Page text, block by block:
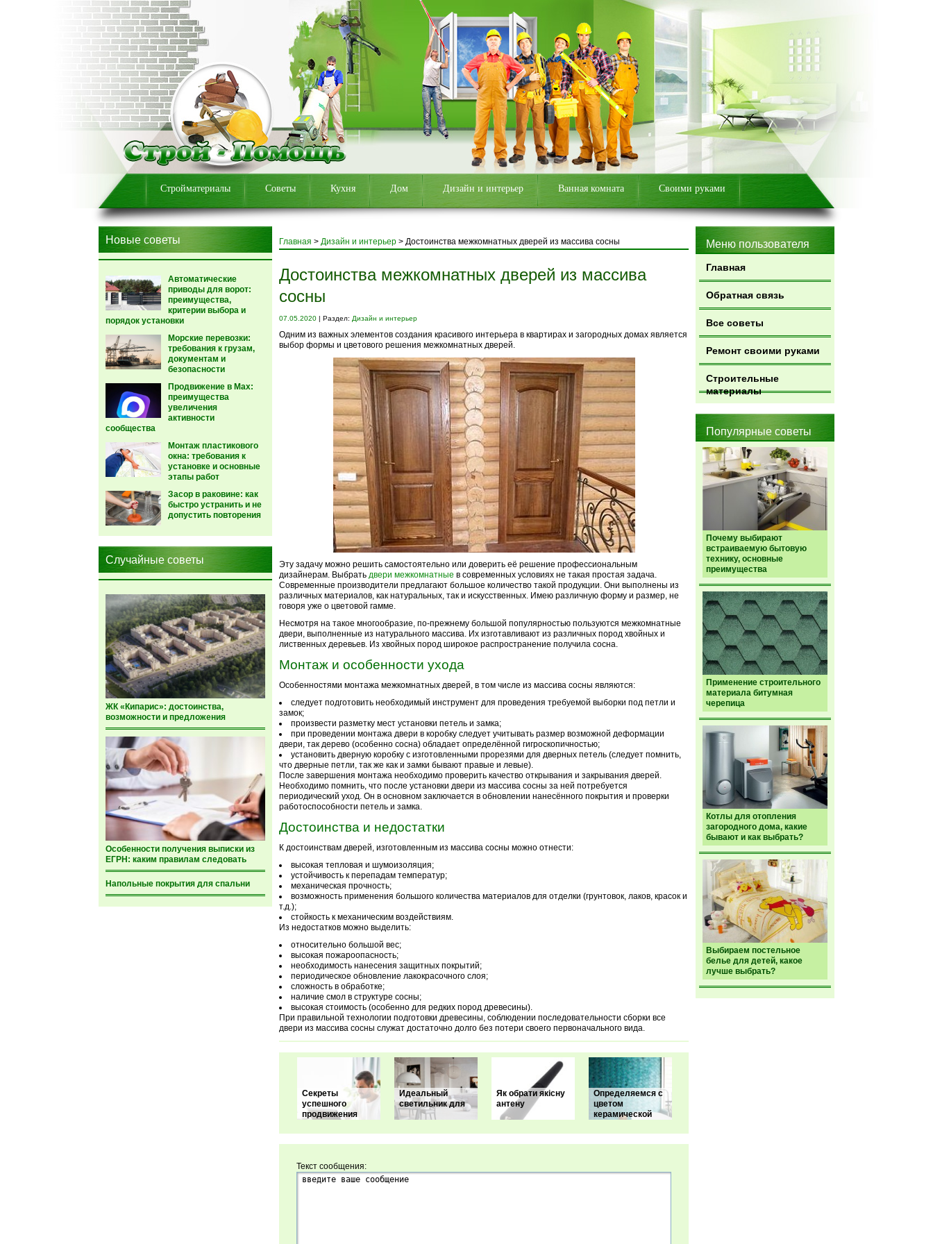
Стройматериалы Советы Кухня Дом Дизайн и интерьер Ванная комната Своими руками
Новые советы
Автоматические
приводы для ворот:
преимущества,
критерии выбора и
порядок установки
Морские перевозки:
требования к грузам,
документам и
безопасности
Продвижение в Max:
преимущества
увеличения
активности
сообщества
Монтаж пластикового
окна: требования к
установке и основные
этапы работ
Засор в раковине: как
быстро устранить и не
допустить повторения
Случайные советы
ЖК «Кипарис»: достоинства,
возможности и предложения
Особенности получения выписки из
ЕГРН: каким правилам следовать
Напольные покрытия для спальни
Меню пользователя
Главная
Обратная связь
Все советы
Ремонт своими руками
Строительные
материалы
Популярные советы
Почему выбирают
встраиваемую бытовую
технику, основные
преимущества
Применение строительного
материала битумная
черепица
Котлы для отопления
загородного дома, какие
бывают и как выбрать?
Выбираем постельное
белье для детей, какое
лучше выбрать?
Главная > Дизайн и интерьер > Достоинства межкомнатных дверей из массива сосны
Достоинства межкомнатных дверей из массива
сосны
07.05.2020 | Раздел: Дизайн и интерьер
Одним из важных элементов создания красивого интерьера в квартирах и загородных домах является
выбор формы и цветового решения межкомнатных дверей.
Эту задачу можно решить самостоятельно или доверить её решение профессиональным
дизайнерам. Выбрать двери межкомнатные в современных условиях не такая простая задача.
Современные производители предлагают большое количество такой продукции. Они выполнены из
различных материалов, как натуральных, так и искусственных. Имею различную форму и размер, не
говоря уже о цветовой гамме.
Несмотря на такое многообразие, по-прежнему большой популярностью пользуются межкомнатные
двери, выполненные из натурального массива. Их изготавливают из различных пород хвойных и
лиственных деревьев. Из хвойных пород широкое распространение получила сосна.
Монтаж и особенности ухода
Особенностями монтажа межкомнатных дверей, в том числе из массива сосны являются:
следует подготовить необходимый инструмент для проведения требуемой выборки под петли и
замок;
произвести разметку мест установки петель и замка;
при проведении монтажа двери в коробку следует учитывать размер возможной деформации
двери, так дерево (особенно сосна) обладает определённой гигроскопичностью;
установить дверную коробку с изготовленными прорезями для дверных петель (следует помнить,
что дверные петли, так же как и замки бывают правые и левые).
После завершения монтажа необходимо проверить качество открывания и закрывания дверей.
Необходимо помнить, что после установки двери из массива сосны за ней потребуется
периодический уход. Он в основном заключается в обновлении нанесённого покрытия и проверки
работоспособности петель и замка.
Достоинства и недостатки
К достоинствам дверей, изготовленным из массива сосны можно отнести:
высокая тепловая и шумоизоляция;
устойчивость к перепадам температур;
механическая прочность;
возможность применения большого количества материалов для отделки (грунтовок, лаков, красок и
т.д.);
стойкость к механическим воздействиям.
Из недостатков можно выделить:
относительно большой вес;
высокая пожароопасность;
необходимость нанесения защитных покрытий;
периодическое обновление лакокрасочного слоя;
сложность в обработке;
наличие смол в структуре сосны;
высокая стоимость (особенно для редких пород древесины).
При правильной технологии подготовки древесины, соблюдении последовательности сборки все
двери из массива сосны служат достаточно долго без потери своего первоначального вида.
Секреты
успешного
продвижения
Идеальный
светильник для
Як обрати якісну
антену
Определяемся с
цветом
керамической
Текст сообщения: